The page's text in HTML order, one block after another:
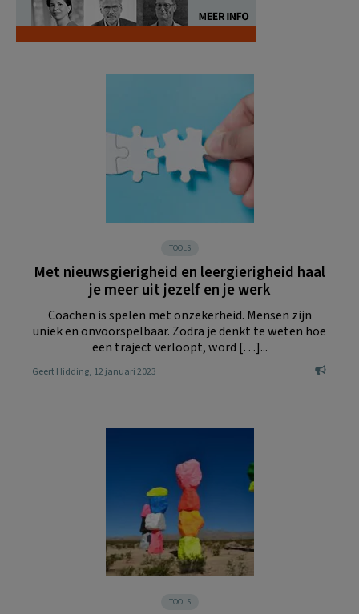
TOOLS
Met nieuwsgierigheid en leergierigheid haal
je meer uit jezelf en je werk
Coachen is spelen met onzekerheid. Mensen zijn
uniek en onvoorspelbaar. Zodra je denkt te weten hoe
een traject verloopt, word […]...
Geert Hidding, 12 januari 2023
TOOLS